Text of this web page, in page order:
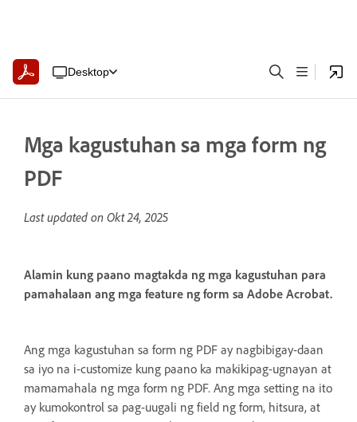
Desktop
Mga kagustuhan sa mga form ng
PDF
Last updated on Okt 24, 2025
Alamin kung paano magtakda ng mga kagustuhan para
pamahalaan ang mga feature ng form sa Adobe Acrobat.
Ang mga kagustuhan sa form ng PDF ay nagbibigay-daan
sa iyo na i-customize kung paano ka makikipag-ugnayan at
mamamahala ng mga form ng PDF. Ang mga setting na ito
ay kumokontrol sa pag-uugali ng field ng form, hitsura, at